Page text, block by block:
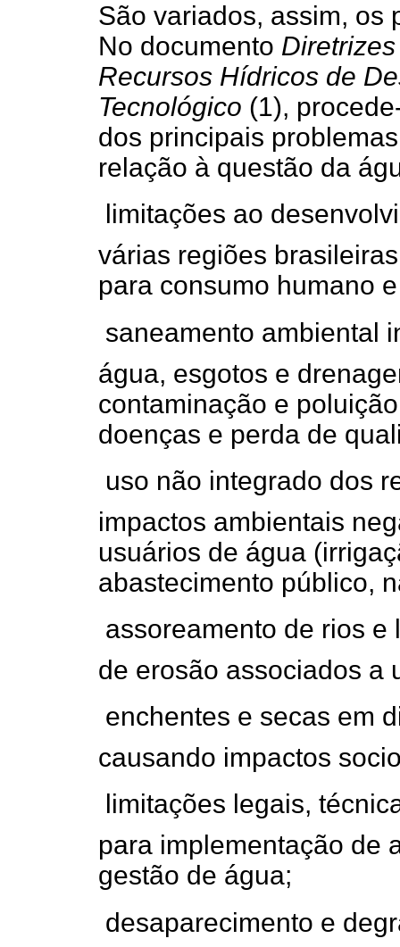
São variados, assim, os
No documento
Recursos Hídricos de
Tecnológico (1),
dos principais
relação à questão da
 limitações ao
várias regiões
para consumo humano
 saneamento
água, esgotos e
contaminação e
doenças e perda de
 uso não integrado dos
impactos ambientais
usuários de água
abastecimento público,
 assoreamento de rios
de erosão associados a
 enchentes e secas em
causando impactos
 limitações legais,
para implementação de
gestão de água;
 desaparecimento e